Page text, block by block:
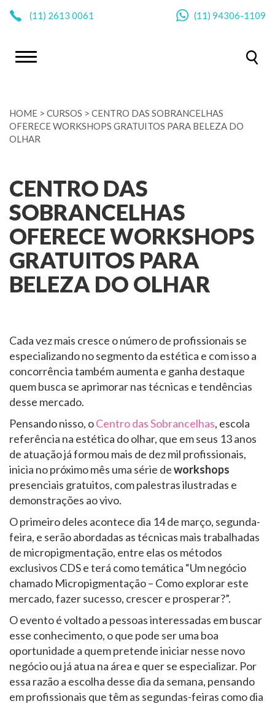
(11) 2613 0061 (11) 94306-1109
HOME > CURSOS > CENTRO DAS SOBRANCELHAS
OFERECE WORKSHOPS GRATUITOS PARA BELEZA DO
OLHAR
CENTRO DAS
SOBRANCELHAS
OFERECE WORKSHOPS
GRATUITOS PARA
BELEZA DO OLHAR
Cada vez mais cresce o número de profissionais se
especializando no segmento da estética e com isso a
concorrência também aumenta e ganha destaque
quem busca se aprimorar nas técnicas e tendências
desse mercado.
Pensando nisso, oCentro das Sobrancelhas, escola
referência na estética do olhar, que em seus 13 anos
de atuação já formou mais de dez mil profissionais,
inicia no próximo mês uma série deworkshops
presenciais gratuitos, com palestras ilustradas e
demonstrações ao vivo.
O primeiro deles acontece dia 14 de março, segunda-
feira, e serão abordadas as técnicas mais trabalhadas
de micropigmentação, entre elas os métodos
exclusivos CDS e terá como temática “Um negócio
chamado Micropigmentação – Como explorar este
mercado, fazer sucesso, crescer e prosperar?”.
O evento é voltado a pessoas interessadas em buscar
esse conhecimento, o que pode ser uma boa
oportunidade a quem pretende iniciar nesse novo
negócio ou já atua na área e quer se especializar. Por
essa razão a escolha desse dia da semana, pensando
em profissionais que têm as segundas-feiras como dia